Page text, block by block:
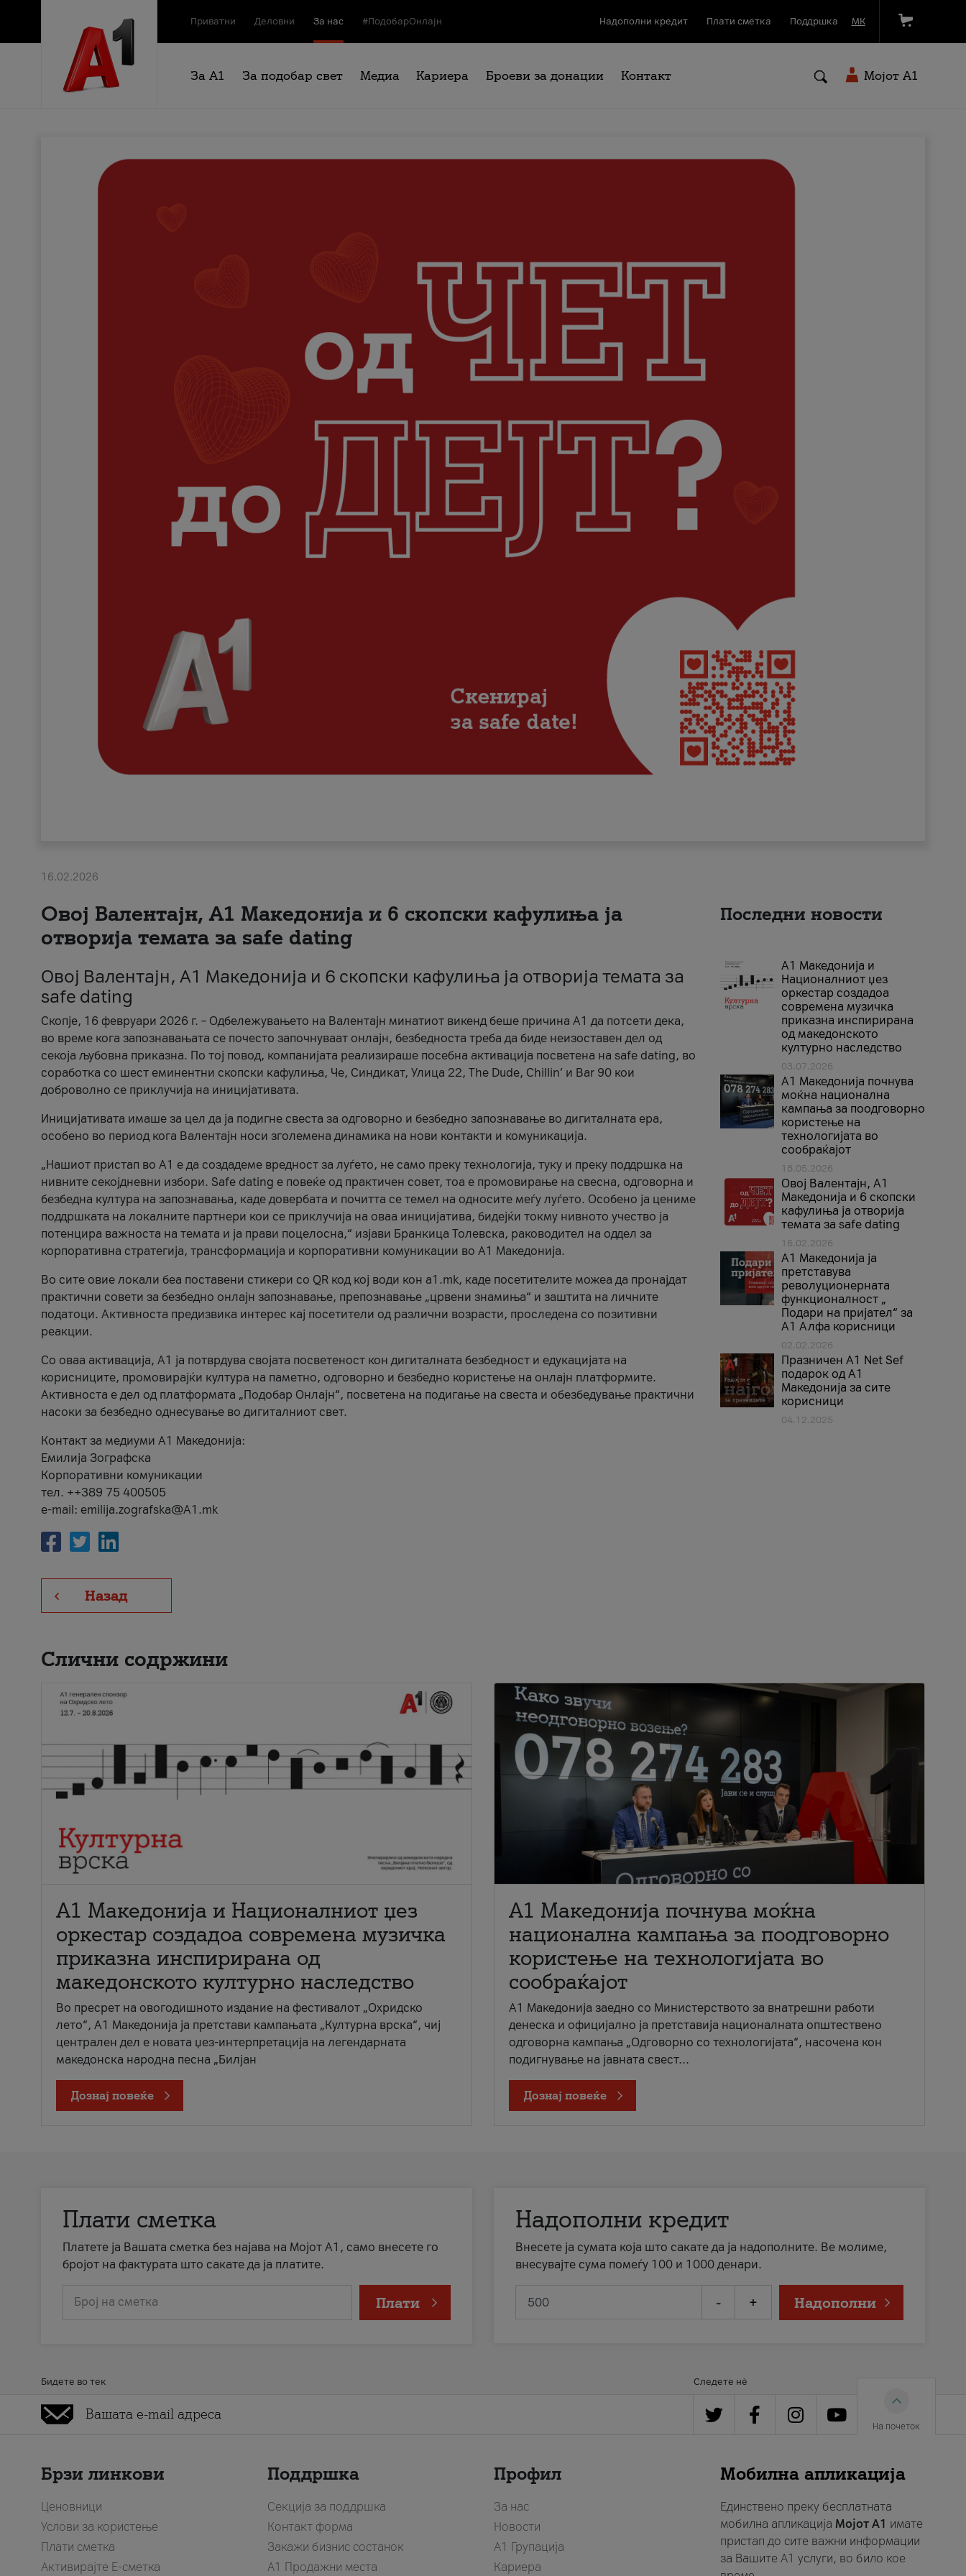
Приватни Деловни За нас #ПодобарОнлајн Надополни кредит Плати сметка Поддршка МК
За А1 За подобар свет Медиа Кариера Броеви за донации Контакт Мојот A1
16.02.2026
Овој Валентајн, A1 Македонија и 6 скопски кафулиња ја
отворија темата за safe dating
Овој Валентајн, A1 Македонија и 6 скопски кафулиња ја отворија темата за
safe dating
Скопје, 16 февруари 2026 г. – Одбележувањето на Валентајн минатиот викенд беше причина А1 да потсети дека,
во време кога запознавањата се почесто започнуваат онлајн, безбедноста треба да биде неизоставен дел од
секоја љубовна приказна. По тој повод, компанијата реализираше посебна активација посветена на safe dating, во
соработка со шест еминентни скопски кафулиња, Че, Синдикат, Улица 22, The Dude, Chillin’ и Bar 90 кои
доброволно се приклучија на иницијативата.
Иницијативата имаше за цел да ја подигне свеста за одговорно и безбедно запознавање во дигиталната ера,
особено во период кога Валентајн носи зголемена динамика на нови контакти и комуникација.
„Нашиот пристап во А1 е да создадеме вредност за луѓето, не само преку технологија, туку и преку поддршка на
нивните секојдневни избори. Safe dating е повеќе од практичен совет, тоа е промовирање на свесна, одговорна и
безбедна култура на запознавања, каде довербата и почитта се темел на односите меѓу луѓето. Особено ја цениме
поддршката на локалните партнери кои се приклучија на оваа иницијатива, бидејќи токму нивното учество ја
потенцира важноста на темата и ја прави поцелосна,“ изјави Бранкица Толевска, раководител на оддел за
корпоративна стратегија, трансформација и корпоративни комуникации во А1 Македонија.
Во сите овие локали беа поставени стикери со QR код кој води кон a1.mk, каде посетителите можеа да пронајдат
практични совети за безбедно онлајн запознавање, препознавање „црвени знамиња“ и заштита на личните
податоци. Активноста предизвика интерес кај посетители од различни возрасти, проследена со позитивни
реакции.
Со оваа активација, А1 ја потврдува својата посветеност кон дигиталната безбедност и едукацијата на
корисниците, промовирајќи култура на паметно, одговорно и безбедно користење на онлајн платформите.
Активноста е дел од платформата „Подобар Онлајн“, посветена на подигање на свеста и обезбедување практични
насоки за безбедно однесување во дигиталниот свет.
Контакт за медиуми А1 Македонија:
Емилија Зографска
Корпоративни комуникации
тел. ++389 75 400505
e-mail: emilija.zografska@A1.mk
Назад
Последни новости
А1 Македонија и
Националниот џез
оркестар создадоа
современа музичка
приказна инспирирана
од македонското
културно наследство
03.07.2026
A1 Македонија почнува
моќна национална
кампања за поодговорно
користење на
технологијата во
сообраќајот
18.05.2026
Овој Валентајн, A1
Македонија и 6 скопски
кафулиња ја отворија
темата за safe dating
16.02.2026
А1 Македонија ја
претставува
револуционерната
функционалност „
Подари на пријател“ за
А1 Алфа корисници
02.02.2026
Празничен A1 Net Sеf
подарок од А1
Македонија за сите
корисници
04.12.2025
Слични содржини
А1 Македонија и Националниот џез
оркестар создадоа современа музичка
приказна инспирирана од
македонското културно наследство
Во пресрет на овогодишното издание на фестивалот „Охридско
лето“, А1 Македонија ја претстави кампањата „Културна врска“, чиј
централен дел е новата џез-интерпретација на легендарната
македонска народна песна „Билјан
Дознај повеќе
A1 Македонија почнува моќна
национална кампања за поодговорно
користење на технологијата во
сообраќајот
A1 Македонија заедно со Министерството за внатрешни работи
денеска и официјално ја претставија националната општествено
одговорна кампања „Одговорно со технологијата“, насочена кон
подигнување на јавната свест...
Дознај повеќе
Плати сметка
Платете ја Вашата сметка без најава на Мојот А1, само внесете го
бројот на фактурата што сакате да ја платите.
Број на сметка Плати
Надополни кредит
Внесете ја сумата која што сакате да ја надополните. Ве молиме,
внесувајте сума помеѓу 100 и 1000 денари.
- + Надополни
Бидете во тек Следете нè
На почеток
Брзи линкови
Ценовници
Услови за користење
Плати сметка
Активирајте Е-сметка
Поддршка
Секција за поддршка
Контакт форма
Закажи бизнис состанок
A1 Продажни места
Профил
За нас
Новости
А1 Групација
Кариера
Мобилна апликација
Единствено преку бесплатната
мобилна апликација Мојот A1 имате
пристап до сите важни информации
за Вашите A1 услуги, во било кое